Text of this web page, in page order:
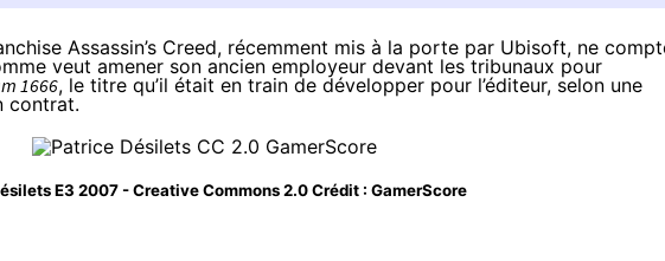
Assassin’s Creed, récemment mis à la porte par Ubisoft, ne
veut amener son ancien employeur devant les tribunaux pour
1666, le titre qu’il était en train de développer pour l’éditeur, selon une
contrat.
E3 2007 - Creative Commons 2.0 Crédit : GamerScore